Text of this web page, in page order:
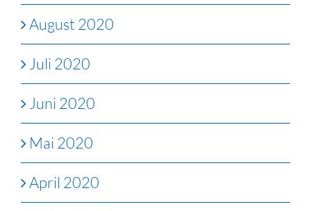
August 2020
Juli 2020
Juni 2020
Mai 2020
April 2020